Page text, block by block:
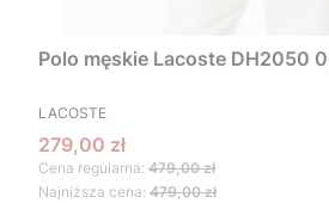
Polo męskie Lacoste DH2050
PRODUCENT
LACOSTE
Cena promocyjna
279,00 zł
Cena regularna: 479,00 zł
Najniższa cena: 479,00 zł